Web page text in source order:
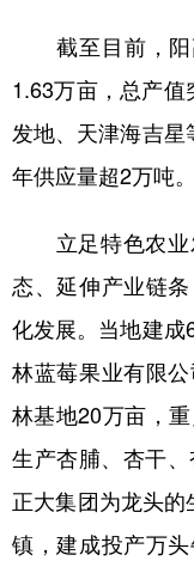
截至目前，阳
1.63万亩，总产
发地、天津海吉星
年供应量超2万吨。
立足特色农业
态、延伸产业链
化发展。当地建
林蓝莓果业有限
林基地20万亩，
生产杏脯、杏干
正大集团为龙头
镇，建成投产万